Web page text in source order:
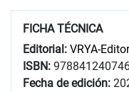
FICHA TÉCNICA
Editorial: VRYA-
ISBN:
Fecha de edición: